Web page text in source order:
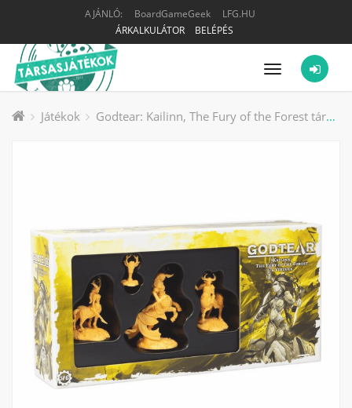
AJÁNLÓ: BoardGameGeek
LFG.HU
ÁRKALKULÁTOR
BELÉPÉS
Menü
Játékok Godtear: Kailinn, The Fury of the Forest társasjáték kiegészítő